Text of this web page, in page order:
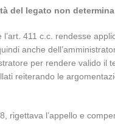
del legato non
411 c.c. rendesse
anche
per rendere valido
reiterando le
rigettava l’appello e